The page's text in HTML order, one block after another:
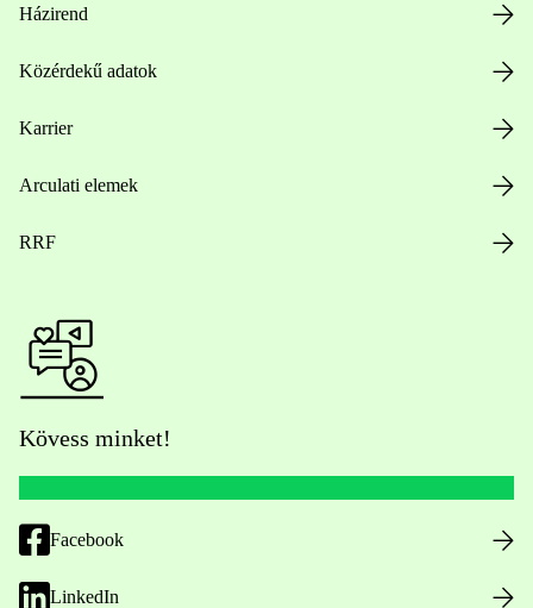
Házirend
Közérdekű adatok
Karrier
Arculati elemek
RRF
Kövess minket!
Facebook
LinkedIn